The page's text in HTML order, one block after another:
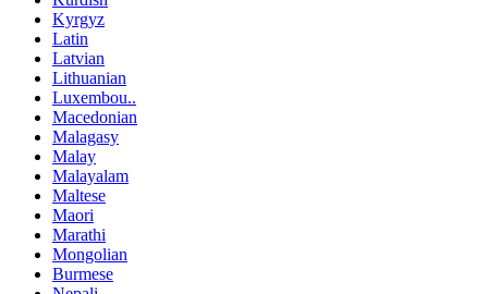
Kyrgyz
Latin
Latvian
Lithuanian
Luxembou..
Macedonian
Malagasy
Malay
Malayalam
Maltese
Maori
Marathi
Mongolian
Burmese